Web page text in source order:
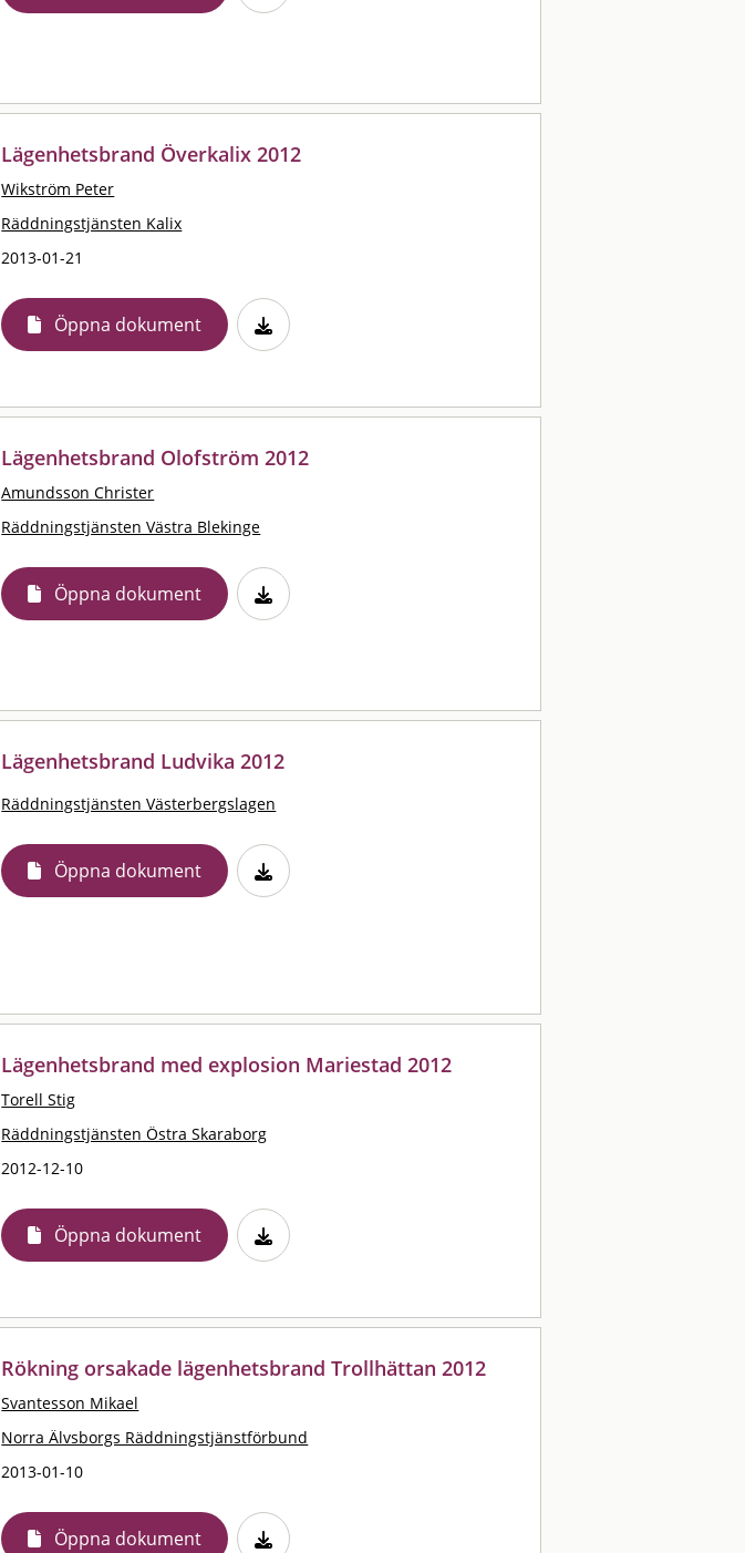
Lägenhetsbrand Överkalix 2012
Wikström Peter
Räddningstjänsten Kalix
2013-01-21
Öppna dokument
Lägenhetsbrand Olofström 2012
Amundsson Christer
Räddningstjänsten Västra Blekinge
Öppna dokument
Lägenhetsbrand Ludvika 2012
Räddningstjänsten Västerbergslagen
Öppna dokument
Lägenhetsbrand med explosion Mariestad 2012
Torell Stig
Räddningstjänsten Östra Skaraborg
2012-12-10
Öppna dokument
Rökning orsakade lägenhetsbrand Trollhättan 2012
Svantesson Mikael
Norra Älvsborgs Räddningstjänstförbund
2013-01-10
Öppna dokument